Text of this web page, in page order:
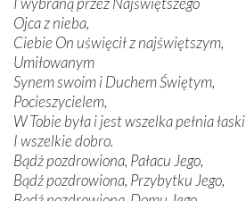
Ojca z nieba,
Ciebie On uświęcił z najświętszym,
Umiłowanym
Synem swoim i Duchem Świętym,
Pocieszycielem,
W Tobie była i jest wszelka pełnia łaski
I wszelkie dobro.
Bądź pozdrowiona, Pałacu Jego,
Bądź pozdrowiona, Przybytku Jego,